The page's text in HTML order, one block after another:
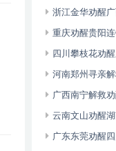
害者
浙江金华劝醒
重庆劝醒贵阳
四川攀枝花劝
者河南郑州寻亲
受害者
广西南宁解救
云南文山劝醒
广东东莞劝醒